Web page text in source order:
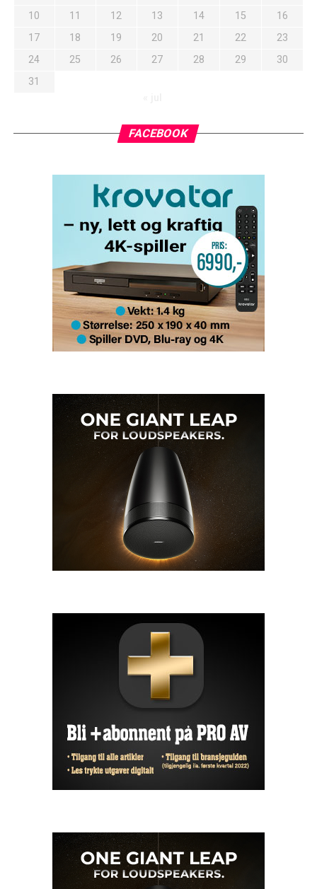
10 11 12 13 14 15
16
17
18 19 20 21 22
23
24
25 26 27 28 29
30
31
FACEBOOK